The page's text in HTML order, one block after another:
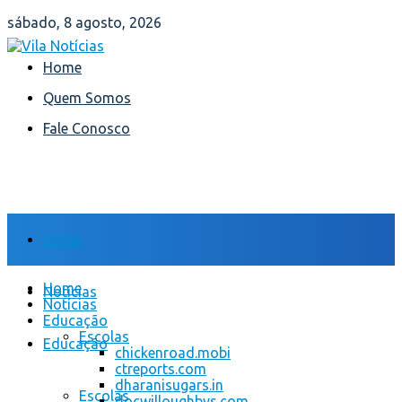
sábado, 8 agosto, 2026
Home
Quem Somos
Fale Conosco
Home
Notícias
Educação
Escolas
Home
Notícias
Educação
Escolas
chickenroad.mobi
ctreports.com
dharanisugars.in